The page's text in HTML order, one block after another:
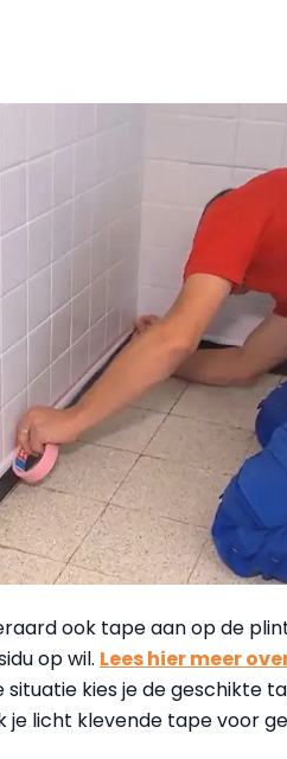
ook tape aan op de
op wil. Lees hier meer
situatie kies je de geschikte
je licht klevende tape voor